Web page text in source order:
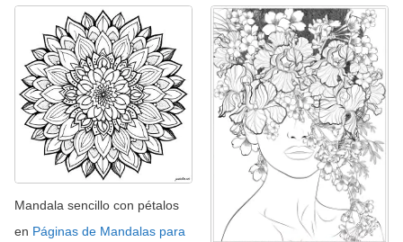
Mandala sencillo con pétalos
en Páginas de Mandalas para